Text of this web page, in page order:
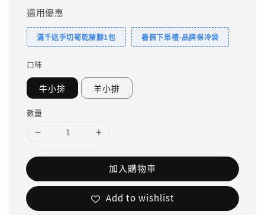
適用優惠
滿千送手切筍乾豬腳1包 暑假下單禮-品牌保冷袋
口味
牛小排 羊小排
數量
加入購物車
Add to wishlist